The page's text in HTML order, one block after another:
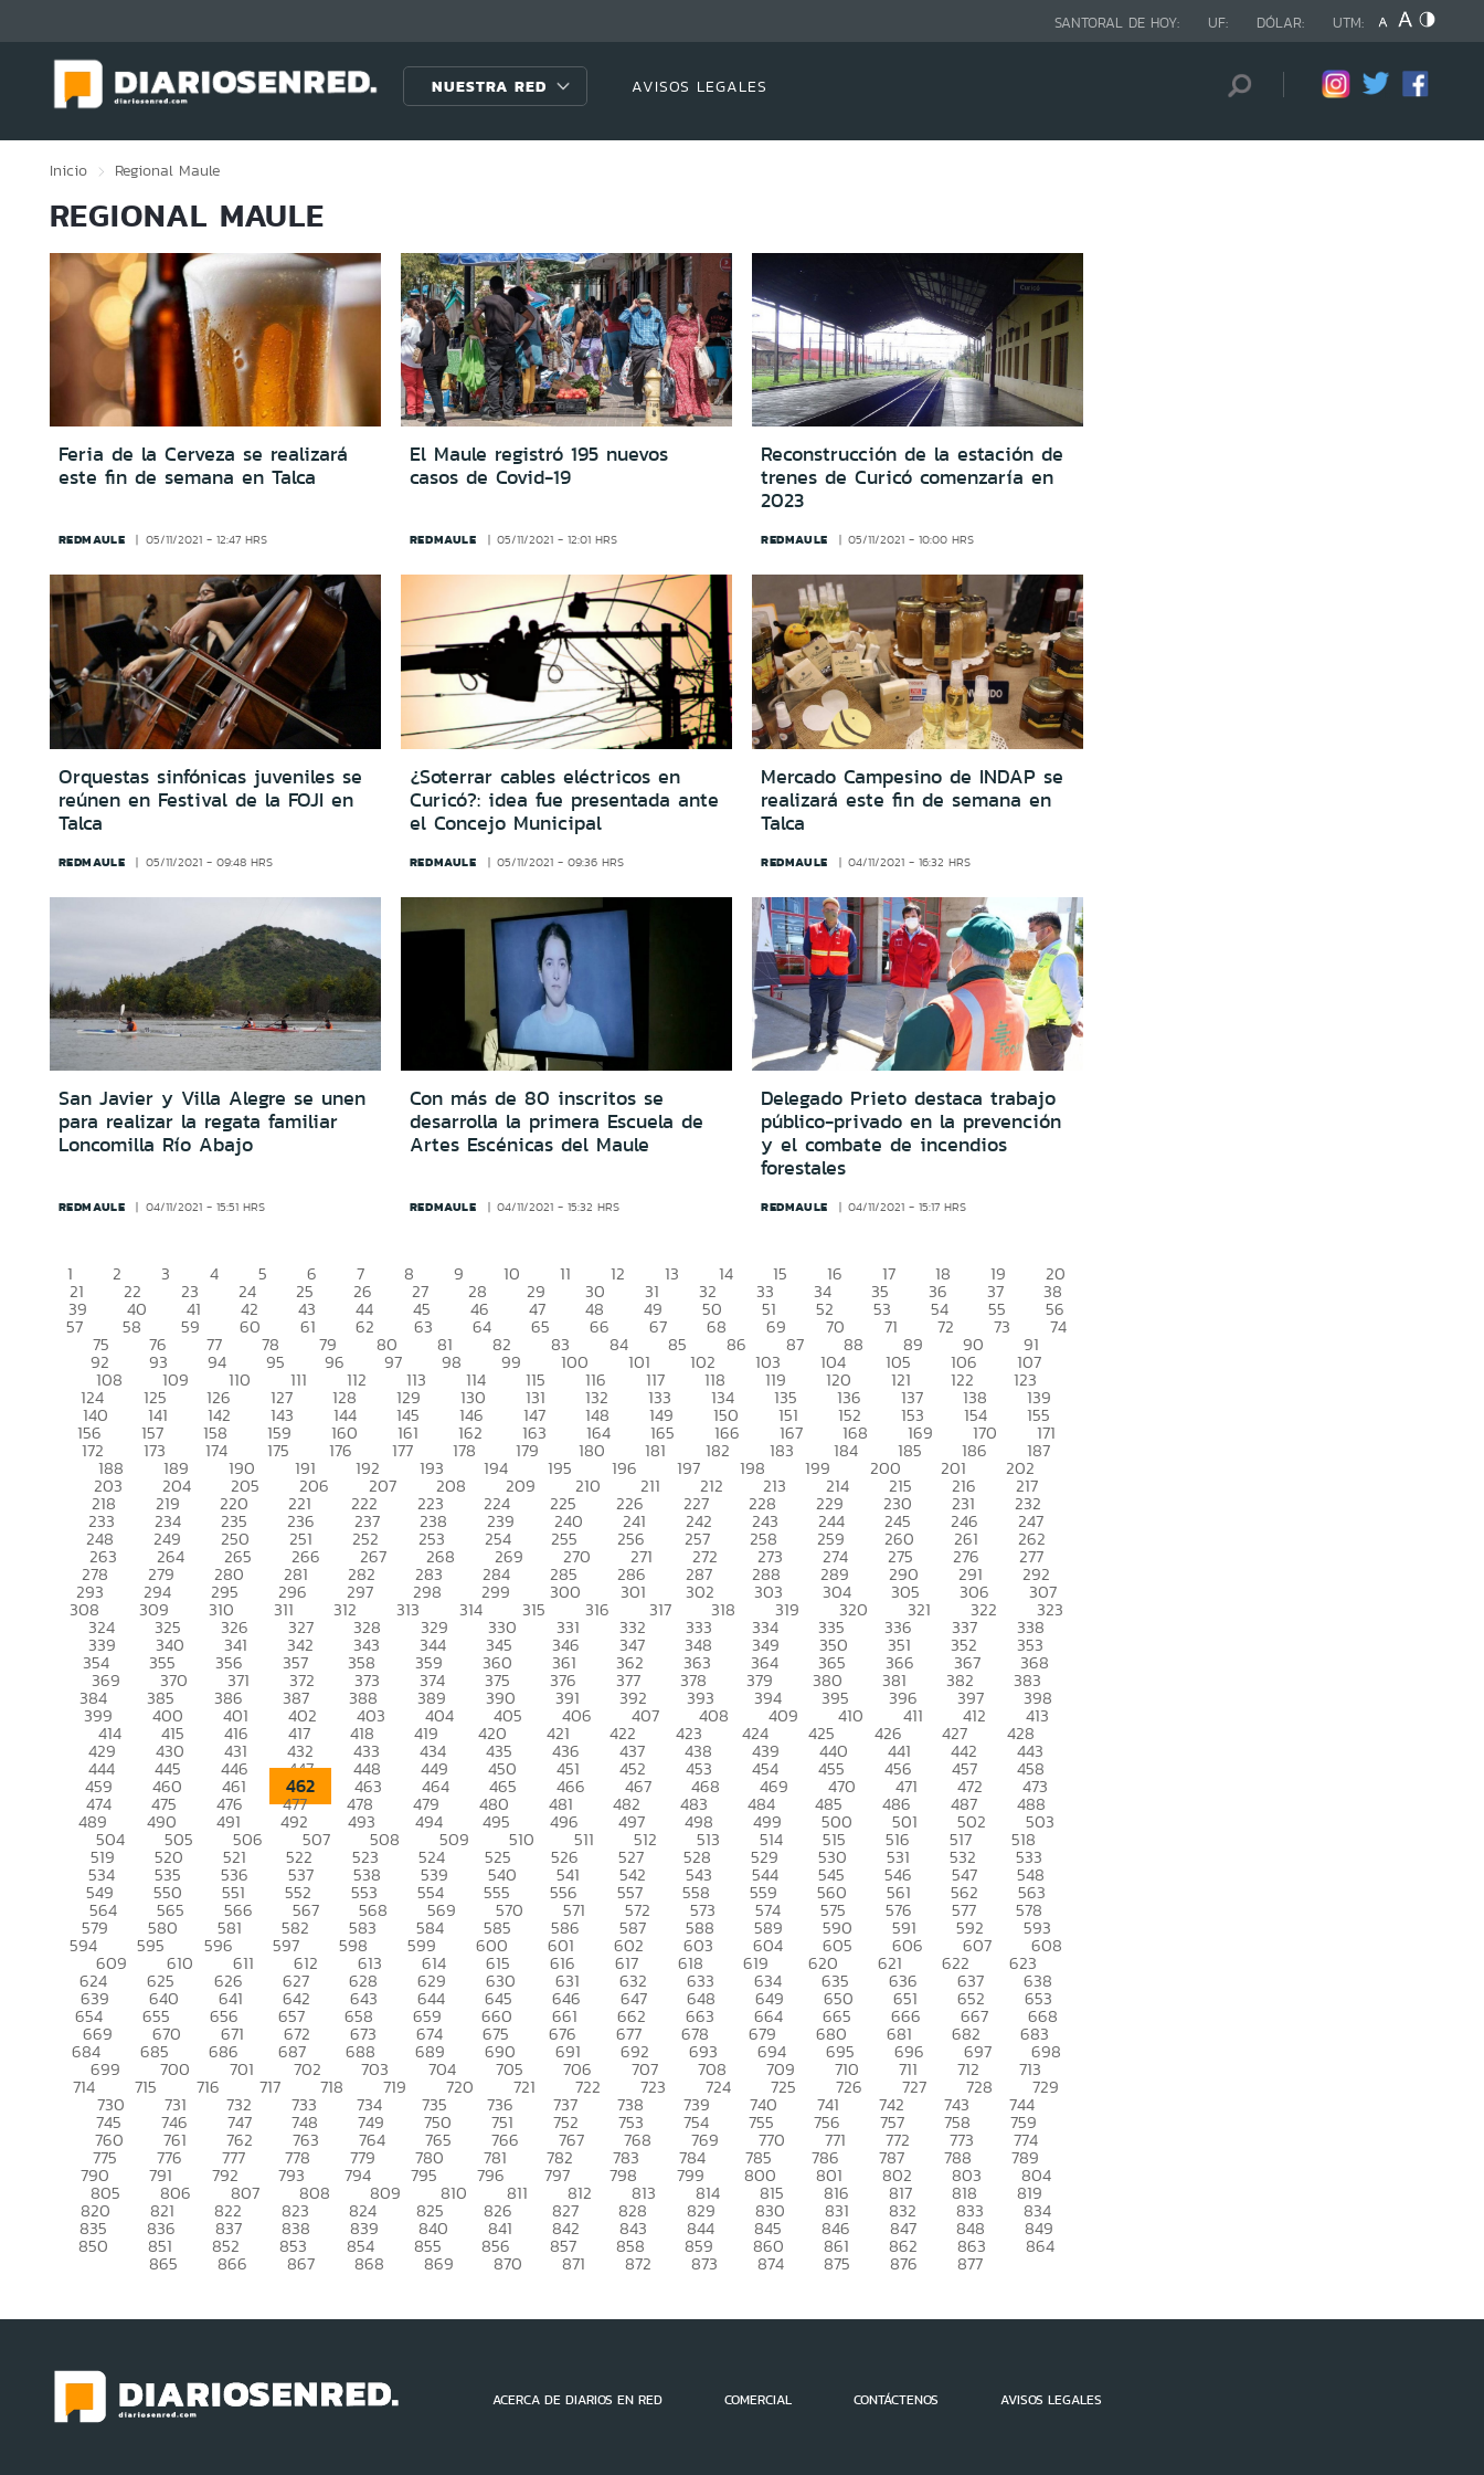
SANTORAL DE HOY: UF: DÓLAR: UTM:
NUESTRA RED AVISOS LEGALES
Inicio Regional Maule
REGIONAL MAULE
Feria de la Cerveza se realizará
este fin de semana en Talca
REDMAULE 05/11/2021 - 12:47 HRS
El Maule registró 195 nuevos
casos de Covid-19
REDMAULE 05/11/2021 - 12:01 HRS
Reconstrucción de la estación de
trenes de Curicó comenzaría en
2023
REDMAULE 05/11/2021 - 10:00 HRS
Orquestas sinfónicas juveniles se
reúnen en Festival de la FOJI en
Talca
REDMAULE 05/11/2021 - 09:48 HRS
¿Soterrar cables eléctricos en
Curicó?: idea fue presentada ante
el Concejo Municipal
REDMAULE 05/11/2021 - 09:36 HRS
Mercado Campesino de INDAP se
realizará este fin de semana en
Talca
REDMAULE 04/11/2021 - 16:32 HRS
San Javier y Villa Alegre se unen
para realizar la regata familiar
Loncomilla Río Abajo
REDMAULE 04/11/2021 - 15:51 HRS
Con más de 80 inscritos se
desarrolla la primera Escuela de
Artes Escénicas del Maule
REDMAULE 04/11/2021 - 15:32 HRS
Delegado Prieto destaca trabajo
público-privado en la prevención
y el combate de incendios
forestales
REDMAULE 04/11/2021 - 15:17 HRS
1 2 3 4 5 6 7 8 9 10 11 12 13 14 15 16 17 18 19 20
21 22 23 24 25 26 27 28 29 30 31 32 33 34 35 36 37 38
39 40 41 42 43 44 45 46 47 48 49 50 51 52 53 54 55 56
57 58 59 60 61 62 63 64 65 66 67 68 69 70 71 72 73 74
75 76 77 78 79 80 81 82 83 84 85 86 87 88 89 90 91
92 93 94 95 96 97 98 99 100 101 102 103 104 105 106 107
108 109 110 111 112 113 114 115 116 117 118 119 120 121 122 123
124 125 126 127 128 129 130 131 132 133 134 135 136 137 138 139
140 141 142 143 144 145 146 147 148 149 150 151 152 153 154 155
156 157 158 159 160 161 162 163 164 165 166 167 168 169 170 171
172 173 174 175 176 177 178 179 180 181 182 183 184 185 186 187
188 189 190 191 192 193 194 195 196 197 198 199 200 201 202
203 204 205 206 207 208 209 210 211 212 213 214 215 216 217
218 219 220 221 222 223 224 225 226 227 228 229 230 231 232
233 234 235 236 237 238 239 240 241 242 243 244 245 246 247
248 249 250 251 252 253 254 255 256 257 258 259 260 261 262
263 264 265 266 267 268 269 270 271 272 273 274 275 276 277
278 279 280 281 282 283 284 285 286 287 288 289 290 291 292
293 294 295 296 297 298 299 300 301 302 303 304 305 306 307
308 309 310 311 312 313 314 315 316 317 318 319 320 321 322 323
324 325 326 327 328 329 330 331 332 333 334 335 336 337 338
339 340 341 342 343 344 345 346 347 348 349 350 351 352 353
354 355 356 357 358 359 360 361 362 363 364 365 366 367 368
369 370 371 372 373 374 375 376 377 378 379 380 381 382 383
384 385 386 387 388 389 390 391 392 393 394 395 396 397 398
399 400 401 402 403 404 405 406 407 408 409 410 411 412 413
414 415 416 417 418 419 420 421 422 423 424 425 426 427 428
429 430 431 432 433 434 435 436 437 438 439 440 441 442 443
444 445 446 447 448 449 450 451 452 453 454 455 456 457 458
459 460 461 462 463 464 465 466 467 468 469 470 471 472 473
474 475 476 477 478 479 480 481 482 483 484 485 486 487 488
489 490 491 492 493 494 495 496 497 498 499 500 501 502 503
504 505 506 507 508 509 510 511 512 513 514 515 516 517 518
519 520 521 522 523 524 525 526 527 528 529 530 531 532 533
534 535 536 537 538 539 540 541 542 543 544 545 546 547 548
549 550 551 552 553 554 555 556 557 558 559 560 561 562 563
564 565 566 567 568 569 570 571 572 573 574 575 576 577 578
579 580 581 582 583 584 585 586 587 588 589 590 591 592 593
594 595 596 597 598 599 600 601 602 603 604 605 606 607 608
609 610 611 612 613 614 615 616 617 618 619 620 621 622 623
624 625 626 627 628 629 630 631 632 633 634 635 636 637 638
639 640 641 642 643 644 645 646 647 648 649 650 651 652 653
654 655 656 657 658 659 660 661 662 663 664 665 666 667 668
669 670 671 672 673 674 675 676 677 678 679 680 681 682 683
684 685 686 687 688 689 690 691 692 693 694 695 696 697 698
699 700 701 702 703 704 705 706 707 708 709 710 711 712 713
714 715 716 717 718 719 720 721 722 723 724 725 726 727 728 729
730 731 732 733 734 735 736 737 738 739 740 741 742 743 744
745 746 747 748 749 750 751 752 753 754 755 756 757 758 759
760 761 762 763 764 765 766 767 768 769 770 771 772 773 774
775 776 777 778 779 780 781 782 783 784 785 786 787 788 789
790 791 792 793 794 795 796 797 798 799 800 801 802 803 804
805 806 807 808 809 810 811 812 813 814 815 816 817 818 819
820 821 822 823 824 825 826 827 828 829 830 831 832 833 834
835 836 837 838 839 840 841 842 843 844 845 846 847 848 849
850 851 852 853 854 855 856 857 858 859 860 861 862 863 864
865 866 867 868 869 870 871 872 873 874 875 876 877
ACERCA DE DIARIOS EN RED COMERCIAL CONTÁCTENOS AVISOS LEGALES